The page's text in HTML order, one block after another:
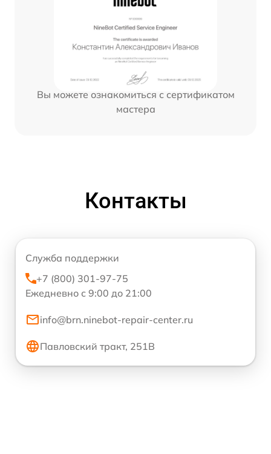
Вы можете ознакомиться с сертификатом
мастера
Контакты
Служба поддержки
+7 (800) 301-97-75
Ежедневно с 9:00 до 21:00
info@brn.ninebot-repair-center.ru
Павловский тракт, 251В